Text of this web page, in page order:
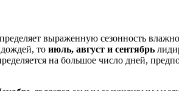
выраженную сезонность
то июль, август и сентябрь
на большое число дней,